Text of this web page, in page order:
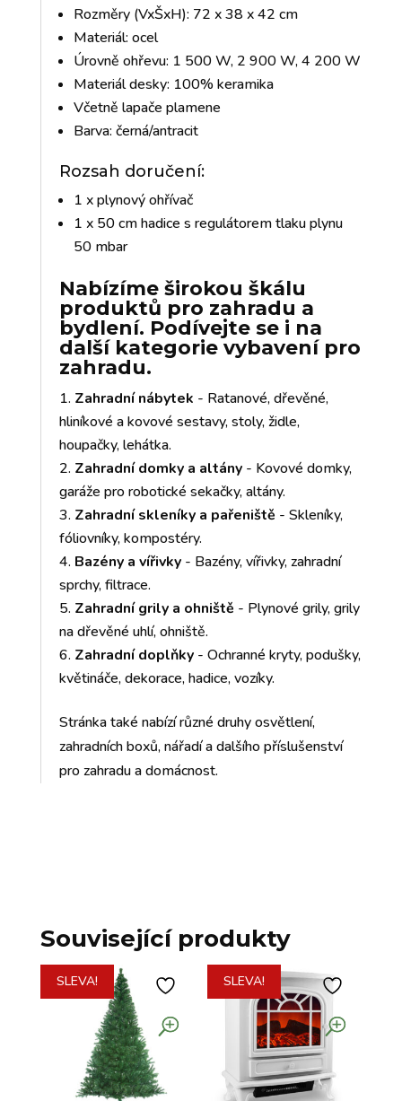
Rozměry (VxŠxH): 72 x 38 x 42 cm
Materiál: ocel
Úrovně ohřevu: 1 500 W, 2 900 W, 4 200 W
Materiál desky: 100% keramika
Včetně lapače plamene
Barva: černá/antracit
Rozsah doručení:
1 x plynový ohřívač
1 x 50 cm hadice s regulátorem tlaku plynu
50 mbar
Nabízíme širokou škálu
produktů pro zahradu a
bydlení. Podívejte se i na
další kategorie vybavení pro
zahradu.
Zahradní nábytek - Ratanové, dřevěné,
hliníkové a kovové sestavy, stoly, židle,
houpačky, lehátka.
Zahradní domky a altány- Kovové domky,
garáže pro robotické sekačky, altány.
Zahradní skleníky a pařeniště - Skleníky,
fóliovníky, kompostéry.
Bazény a vířivky- Bazény, vířivky, zahradní
sprchy, filtrace.
Zahradní grily a ohniště - Plynové grily, grily
na dřevěné uhlí, ohniště.
Zahradní doplňky- Ochranné kryty, podušky,
květináče, dekorace, hadice, vozíky.
Stránka také nabízí různé druhy osvětlení,
zahradních boxů, nářadí a dalšího příslušenství
pro zahradu a domácnost.
Související produkty
SLEVA! SLEVA!